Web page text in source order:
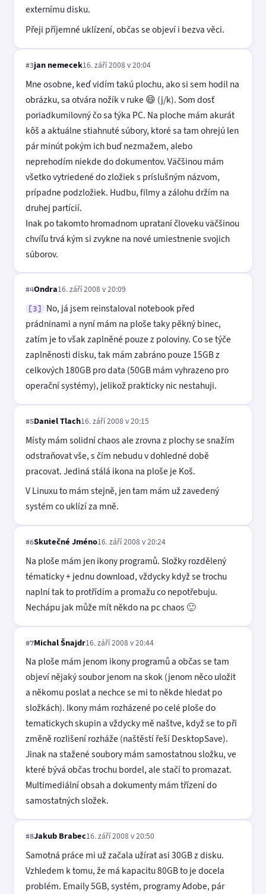
externímu disku.
Přeji příjemné uklízení, občas se objeví i bezva věci.
#3jan nemecek16. září 2008 v 20:04
Mne osobne, keď vidím takú plochu, ako si sem hodil na
obrázku, sa otvára nožík v ruke 😄 (j/k). Som dosť
poriadkumilovný čo sa týka PC. Na ploche mám akurát
kôš a aktuálne stiahnuté súbory, ktoré sa tam ohrejú len
pár minút pokým ich buď nezmažem, alebo
neprehodím niekde do dokumentov. Väčšinou mám
všetko vytriedené do zložiek s príslušným názvom,
prípadne podzložiek. Hudbu, filmy a zálohu držím na
druhej partícií.
Inak po takomto hromadnom uprataní človeku väčšinou
chvíľu trvá kým si zvykne na nové umiestnenie svojich
súborov.
#4Ondra16. září 2008 v 20:09
[3]
No, já jsem reinstaloval notebook před
prádninami a nyní mám na ploše taky pěkný binec,
zatím je to však zaplněné pouze z poloviny. Co se týče
zaplněnosti disku, tak mám zabráno pouze 15GB z
celkových 180GB pro data (50GB mám vyhrazeno pro
operační systémy), jelikož prakticky nic nestahuji.
#5Daniel Tlach16. září 2008 v 20:15
Místy mám solidní chaos ale zrovna z plochy se snažím
odstraňovat vše, s čím nebudu v dohledné době
pracovat. Jediná stálá ikona na ploše je Koš.
V Linuxu to mám stejně, jen tam mám už zavedený
systém co uklízí za mně.
#6Skutečné Jméno16. září 2008 v 20:24
Na ploše mám jen ikony programů. Složky rozdělený
tématicky + jednu download, vždycky když se trochu
naplní tak to protřídím a promažu co nepotřebuju.
Nechápu jak může mít někdo na pc chaos 🙂
#7Michal Šnajdr16. září 2008 v 20:44
Na ploše mám jenom ikony programů a občas se tam
objeví nějaký soubor jenom na skok (jenom něco uložit
a někomu poslat a nechce se mi to někde hledat po
složkách). Ikony mám rozházené po celé ploše do
tematickych skupin a vždycky mě naštve, když se to při
změně rozlišení rozháže (naštěstí řeší DesktopSave).
Jinak na stažené soubory mám samostatnou složku, ve
které bývá občas trochu bordel, ale stačí to promazat.
Multimediální obsah a dokumenty mám třízení do
samostatných složek.
#8Jakub Brabec16. září 2008 v 20:50
Samotná práce mi už začala užírat asi 30GB z disku.
Vzhledem k tomu, že má kapacitu 80GB to je docela
problém. Emaily 5GB, systém, programy Adobe, pár